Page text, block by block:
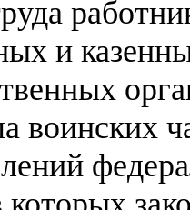
и
воинских